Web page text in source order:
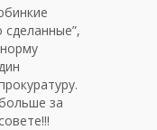
сделанные”,
за